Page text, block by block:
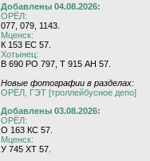
Добавлены 04.08.2026:
ОРЁЛ:
077, 079, 1143.
Мценск:
К 153 ЕС 57.
Хотынец:
В 690 РО 797, Т 915 АН 57.
Новые фотографии в разделах:
ОРЁЛ, ГЭТ [троллейбусное депо]
Добавлены 03.08.2026:
ОРЁЛ:
О 163 КС 57.
Мценск:
У 745 ХТ 57.